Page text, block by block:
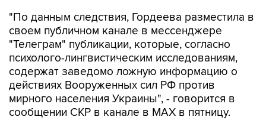
"По данным следствия, Гордеева разместила в
своем публичном канале в мессенджере
"Телеграм" публикации, которые, согласно
психолого-лингвистическим исследованиям,
содержат заведомо ложную информацию о
действиях Вооруженных сил РФ против
мирного населения Украины", - говорится в
сообщении СКР в канале в MAX в пятницу.